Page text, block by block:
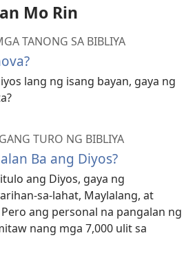
Mo Rin
TANONG SA BIBLIYA
lang ng isang bayan, gaya ng
TURO NG BIBLIYA
Ba ang Diyos?
ang Diyos, gaya ng
sa-lahat, Maylalang, at
ang personal na pangalan ng
nang mga 7,000 ulit sa